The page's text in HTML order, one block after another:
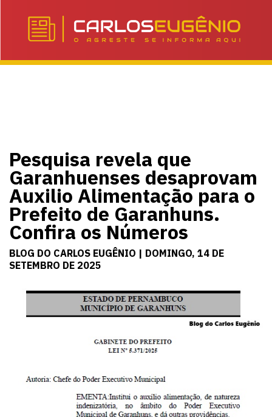
Pesquisa revela que
Garanhuenses desaprovam
Auxilio Alimentação para o
Prefeito de Garanhuns.
Confira os Números
BLOG DO CARLOS EUGÊNIO | DOMINGO, 14 DE
SETEMBRO DE 2025